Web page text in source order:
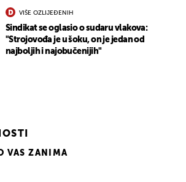
VIŠE OZLIJEĐENIH
Sindikat se oglasio o sudaru vlakova:
"Strojovođa je u šoku, on je jedan od
najboljih i najobučenijih"
VAS ZANIMA